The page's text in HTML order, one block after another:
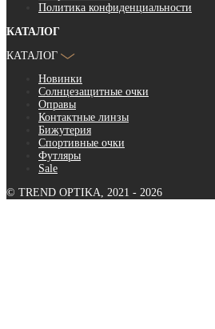
Политика конфиденциальности
КАТАЛОГ
КАТАЛОГ
Новинки
Солнцезащитные очки
Оправы
Контактные линзы
Бижутерия
Спортивные очки
Футляры
Sale
© TREND OPTIKA, 2021 - 2026